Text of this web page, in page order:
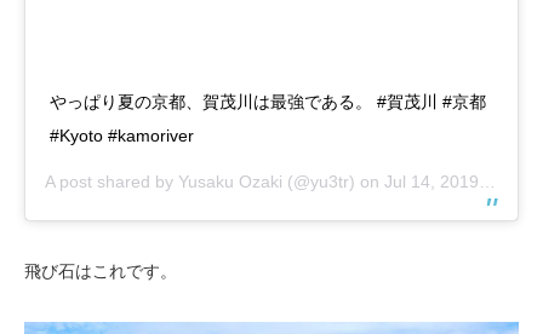
やっぱり夏の京都、賀茂川は最強である。 #賀茂川 #京都
#Kyoto #kamoriver
A post shared by Yusaku Ozaki (@yu3tr) on Jul 14, 2019 at 3:52pm PDT
飛び石はこれです。